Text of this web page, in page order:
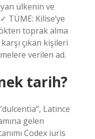
ülkenin ve
TÜME: Kilise’ye
toprak alma
çıkan kişileri
verilen ad.
tarih?
Latince
gelen
Codex iuris